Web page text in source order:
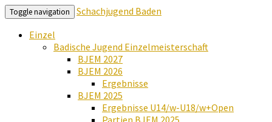
Toggle navigation
Schachjugend Baden
Einzel
Badische Jugend Einzelmeisterschaft
BJEM 2027
BJEM 2026
Ergebnisse
BJEM 2025
Ergebnisse U14/w-U18/w+Open
Partien BJEM 2025